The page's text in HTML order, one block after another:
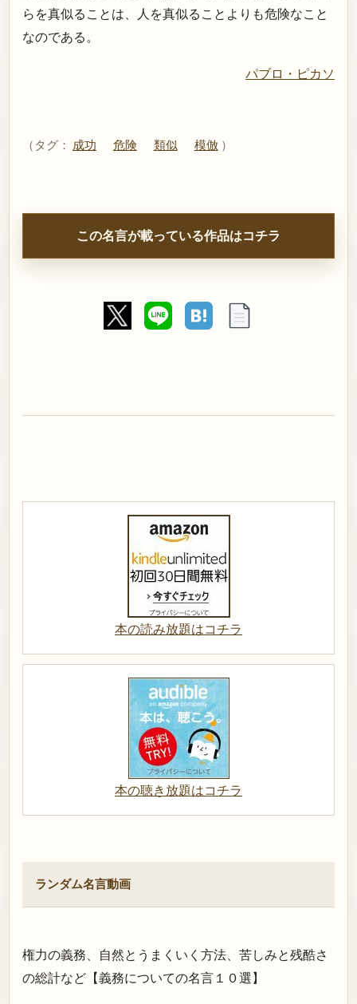
らを真似ることは、人を真似ることよりも危険なこと
なのである。
パブロ・ピカソ
（タグ： 成功 危険 類似 模倣 ）
この名言が載っている作品はコチラ
本の読み放題はコチラ
本の聴き放題はコチラ
ランダム名言動画
権力の義務、自然とうまくいく方法、苦しみと残酷さ
の総計など【義務についての名言１０選】